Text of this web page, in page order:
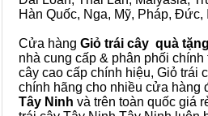
Hàn Quốc, Nga, Mỹ, Pháp, Đức,
Cửa hàng Giỏ trái cây quà
nhà cung cấp & phân phối
cây cao cấp chính hiệu, Giỏ trái
chính hãng cho nhiều cửa hàng
Tây Ninh và trên toàn quốc giá